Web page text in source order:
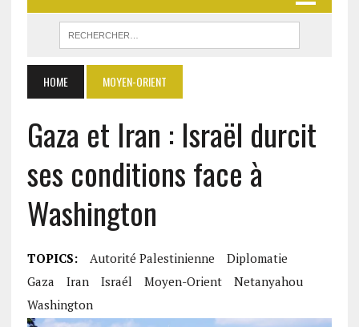
HOME MOYEN-ORIENT
Gaza et Iran : Israël durcit
ses conditions face à
Washington
TOPICS: Autorité Palestinienne
Diplomatie
Gaza
Iran Israél Moyen-Orient
Netanyahou
Washington